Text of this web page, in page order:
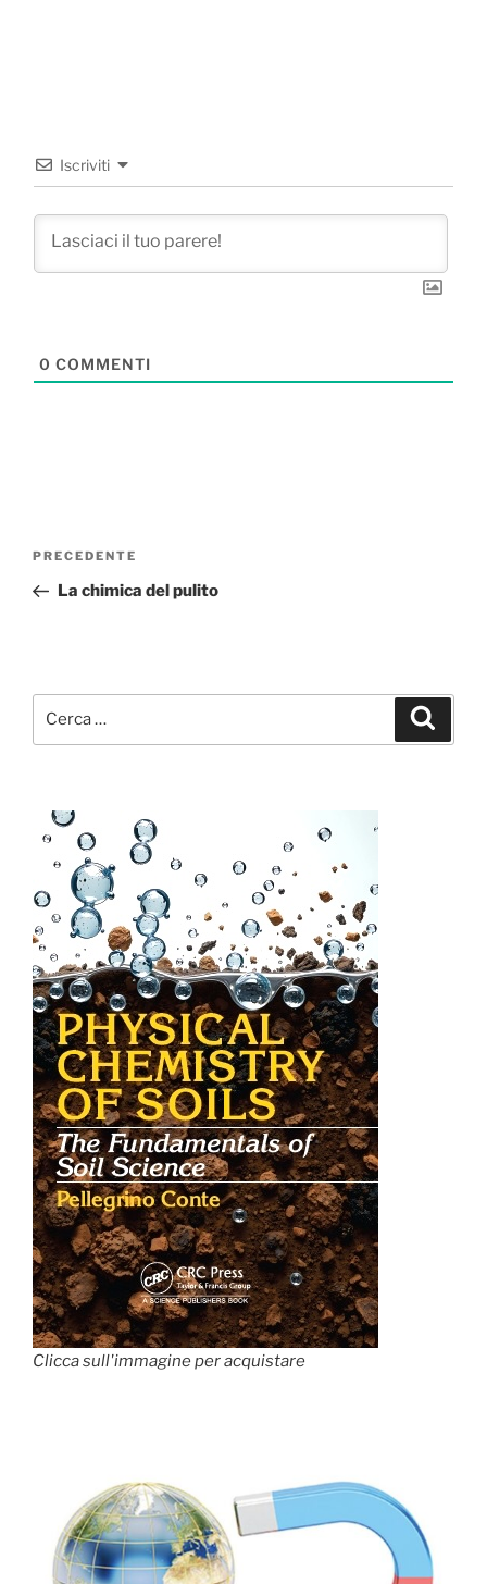
Iscriviti
0 COMMENTI
Navigazione
Articolo
precedente:
PRECEDENTE
La chimica del pulito
Clicca sull'immagine per acquistare